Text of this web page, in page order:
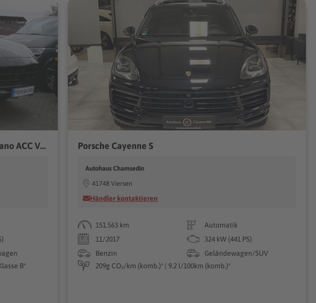
Porsche Cayenne Turbo TECHART Matrix Pano ACC Vierradlenkung...
B*
Porsche Cayenne S
Autohaus Chamsedin
41748 Viersen
Händler kontaktieren
151.563 km
Automatik
11/2017
324 kW (441 PS)
Benzin
Geländewagen/SUV
209g CO₂/km (komb.)* | 9.2 l/100km (komb.)*